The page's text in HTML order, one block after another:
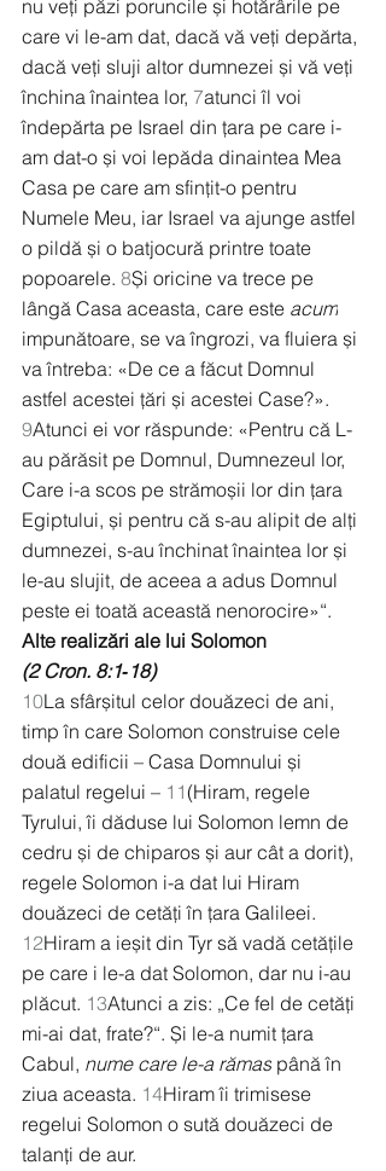
nu veți păzi poruncile și hotărârile pe
care vi le-am dat, dacă vă veți depărta,
dacă veți sluji altor dumnezei și vă veți
închina înaintea lor, 7atunci îl voi
îndepărta pe Israel din țara pe care i-
am dat-o și voi lepăda dinaintea Mea
Casa pe care am sfințit-o pentru
Numele Meu, iar Israel va ajunge astfel
o pildă și o batjocură printre toate
popoarele. 8Și oricine va trece pe
lângă Casa aceasta, care este acum
impunătoare, se va îngrozi, va fluiera și
va întreba: «De ce a făcut Domnul
astfel acestei țări și acestei Case?».
9Atunci ei vor răspunde: «Pentru că L-
au părăsit pe Domnul, Dumnezeul lor,
Care i-a scos pe strămoșii lor din țara
Egiptului, și pentru că s-au alipit de alți
dumnezei, s-au închinat înaintea lor și
le-au slujit, de aceea a adus Domnul
peste ei toată această nenorocire»“.
Alte realizări ale lui Solomon
(2 Cron. 8:1‑18)
10La sfârșitul celor douăzeci de ani,
timp în care Solomon construise cele
două edificii – Casa Domnului și
palatul regelui – 11(Hiram, regele
Tyrului, îi dăduse lui Solomon lemn de
cedru și de chiparos și aur cât a dorit),
regele Solomon i-a dat lui Hiram
douăzeci de cetăți în țara Galileei.
12Hiram a ieșit din Tyr să vadă cetățile
pe care i le-a dat Solomon, dar nu i-au
plăcut. 13Atunci a zis: „Ce fel de cetăți
mi-ai dat, frate?“. Și le-a numit țara
Cabul, nume care le-a rămas până în
ziua aceasta. 14Hiram îi trimisese
regelui Solomon o sută douăzeci de
talanți de aur.